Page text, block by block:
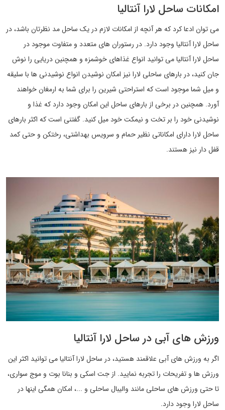
امکانات ساحل لارا آنتالیا
می توان ادعا کرد که هر آنچه از امکانات لازم در یک ساحل مد نظرتان باشد، در
ساحل لارا آنتالیا وجود دارد. در رستوران های متعدد و متفاوت موجود در
ساحل لارا آنتالیا می توانید انواع غذاهای خوشمزه و همچنین دریایی را نوش
جان کنید، در بارهای ساحلی لارا نیز امکان نوشیدن انواع نوشیدنی ها با سلیقه
و میل شما موجود است که استراحتی شیرین را برای شما به ارمغان خواهند
آورد. همچنین در برخی از بارهای ساحل این امکان وجود دارد که غذا و
نوشیدنی خود را بر تخت و نیمکت خود میل کنید. گفتنی است که اکثر بارهای
ساحل لارا دارای امکاناتی نظیر حمام و سرویس بهداشتی، رختکن و حتی کمد
قفل دار نیز هستند.
ورزش های آبی در ساحل لارا آنتالیا
اگر به ورزش های آبی علاقمند هستید، در ساحل لارا آنتالیا می توانید اکثر این
ورزش ها و تفریحات را تجربه نمایید. از جت اسکی و بنانا بوت و موج سواری،
تا حتی ورزش های ساحلی مانند والیبال ساحلی و ...، امکان همگی اینها در
ساحل لارا وجود دارد.